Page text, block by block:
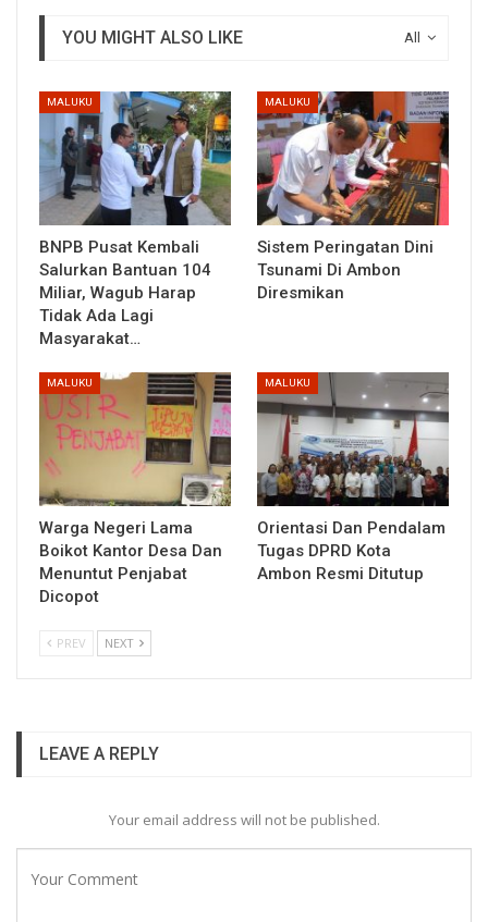
All
YOU MIGHT ALSO LIKE
MALUKU
BNPB Pusat Kembali
Salurkan Bantuan 104
Miliar, Wagub Harap
Tidak Ada Lagi
Masyarakat…
MALUKU
Sistem Peringatan Dini
Tsunami Di Ambon
Diresmikan
MALUKU
Warga Negeri Lama
Boikot Kantor Desa Dan
Menuntut Penjabat
Dicopot
MALUKU
Orientasi Dan Pendalam
Tugas DPRD Kota
Ambon Resmi Ditutup
PREV NEXT
LEAVE A REPLY
Your email address will not be published.